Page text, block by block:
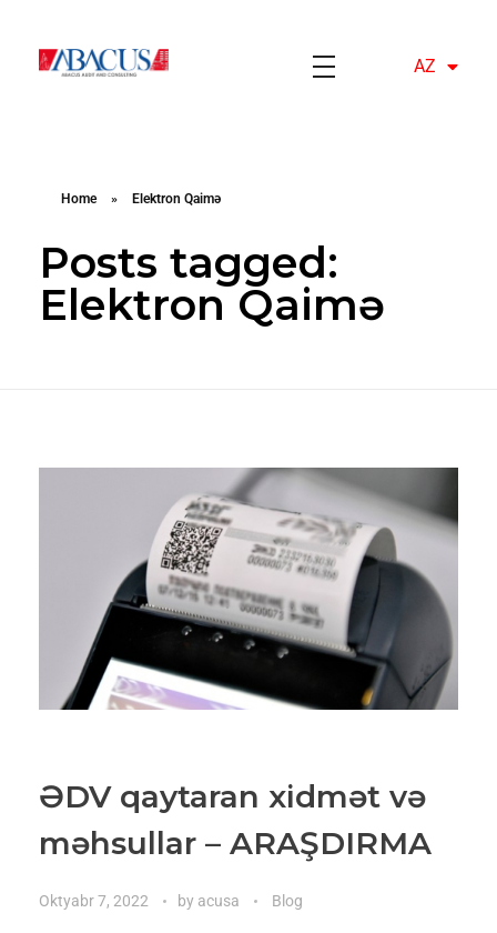
AZ
EN
Home » Elektron Qaimə
Posts tagged:
Elektron Qaimə
ƏDV qaytaran xidmət və
məhsullar – ARAŞDIRMA
Oktyabr 7, 2022 by acusa Blog